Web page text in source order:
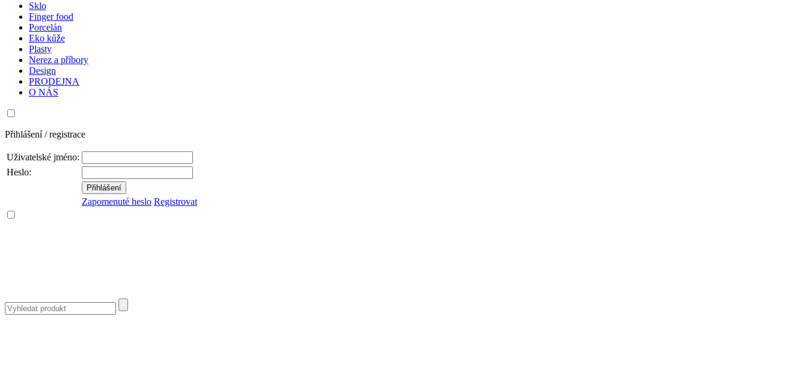
Sklo
Finger food
Porcelán
Eko kůže
Plasty
Nerez a příbory
Design
PRODEJNA
O NÁS
Přihlášení / registrace
Uživatelské jméno:
Heslo:
Zapomenuté heslo Registrovat